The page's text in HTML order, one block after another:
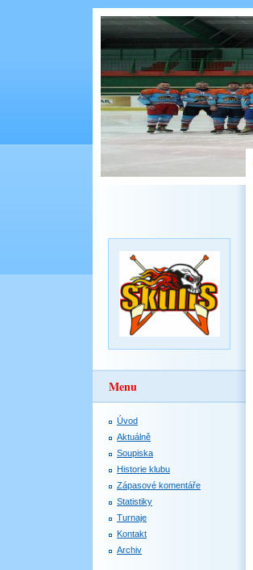
Menu
Úvod
Aktuálně
Soupiska
Historie klubu
Zápasové komentáře
Statistiky
Turnaje
Kontakt
Archiv